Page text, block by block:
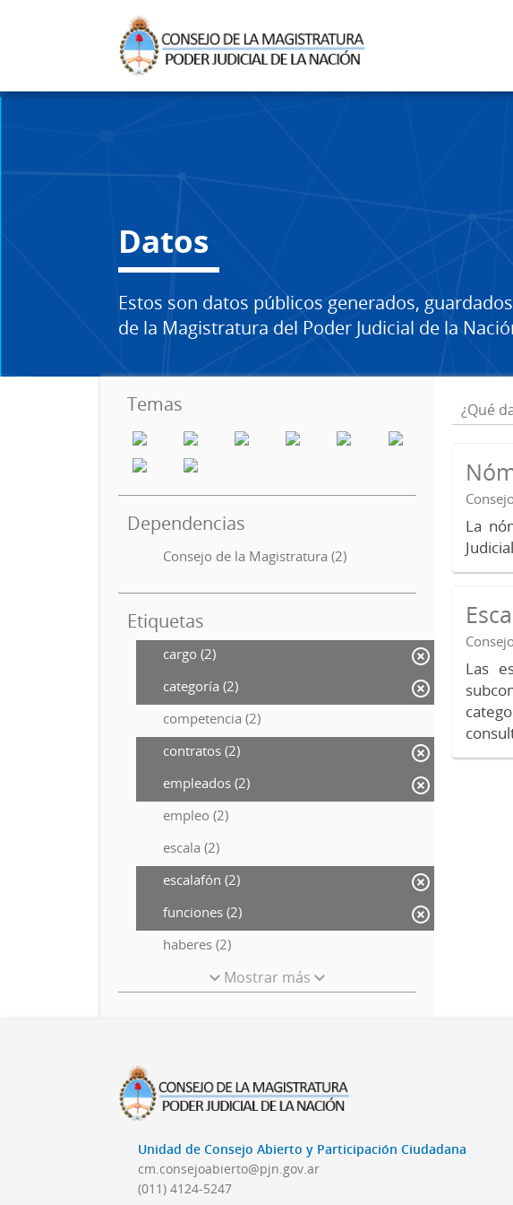
Datos
Estos son datos públicos generados,
de la Magistratura del Poder Judicial de la
Temas
Dependencias
Consejo de la Magistratura (2)
Etiquetas
cargo (2)
categoría (2)
competencia (2)
contratos (2)
empleados (2)
empleo (2)
escala (2)
escalafón (2)
funciones (2)
haberes (2)
Mostrar más
La
Las
Unidad de Consejo Abierto y Participación Ciudadana
cm.consejoabierto@pjn.gov.ar
(011) 4124-5247